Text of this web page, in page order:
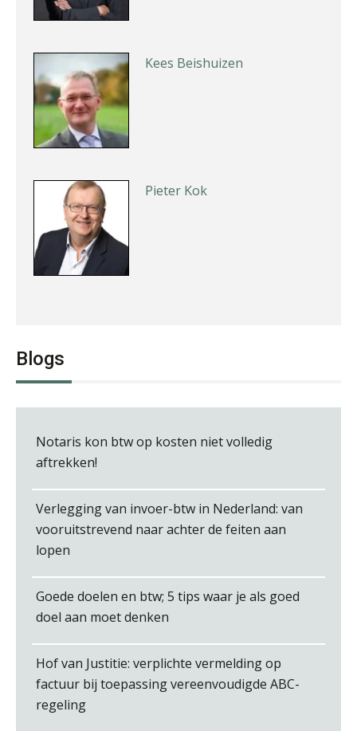
Kees Beishuizen
Pieter Kok
Martine Cranendonk
Tom Berkhout
Blogs
Notaris kon btw op kosten niet volledig
aftrekken!
Verlegging van invoer-btw in Nederland: van
vooruitstrevend naar achter de feiten aan
lopen
Goede doelen en btw; 5 tips waar je als goed
doel aan moet denken
Hof van Justitie: verplichte vermelding op
factuur bij toepassing vereenvoudigde ABC-
regeling